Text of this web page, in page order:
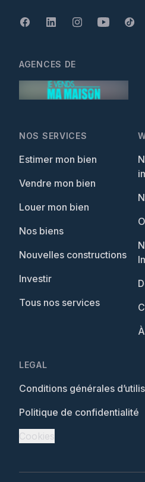
NOS SERVICES
Estimer mon bien
Vendre mon bien
Louer mon bien
Nos biens
Nouvelles constructions
Investir
Tous nos services
LEGAL
Conditions générales
Politique de confidentialité
Cookies
AGENCES DE